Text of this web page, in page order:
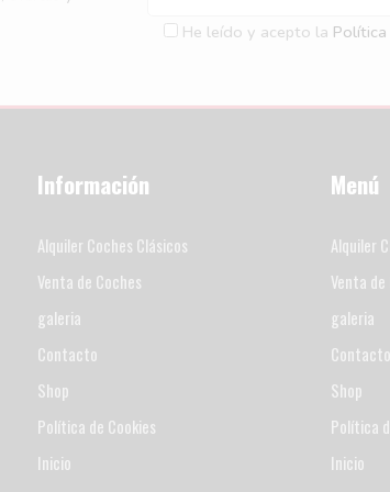
He leído y acepto la
Información
Alquiler Coches Clásicos
Venta de Coches
galeria
Contacto
Shop
Política de Cookies
Inicio
Menú
Alquiler
Venta de
galeria
Contacto
Shop
Política
Inicio